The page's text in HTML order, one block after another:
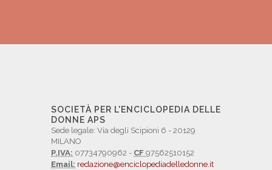
SOCIETÀ PER L'ENCICLOPEDIA DELLE
DONNE APS
Sede legale: Via degli Scipioni 6 - 20129
MILANO
P.IVA: 07734790962 - CF 97562510152
Email: redazione@enciclopediadelledonne.it